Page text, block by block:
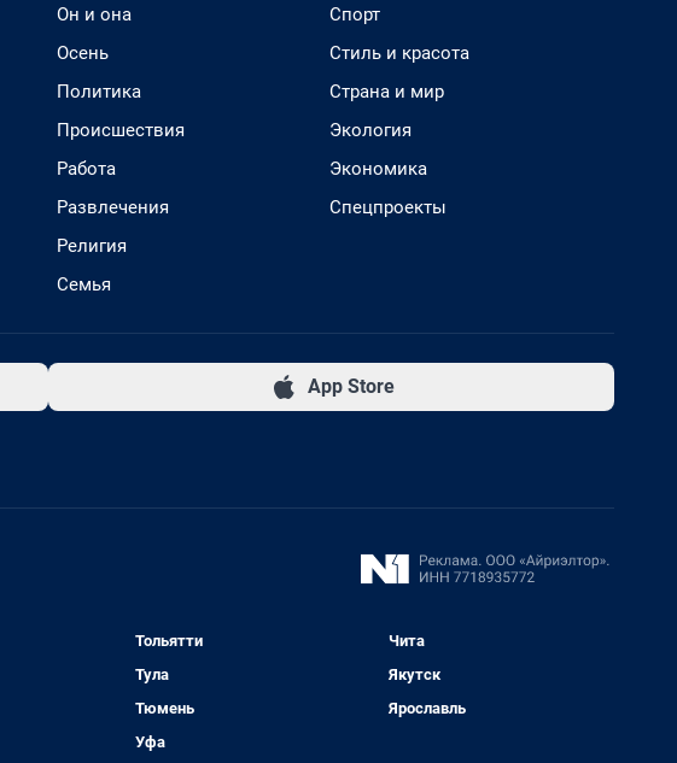
Он и она
Осень
Политика
Происшествия
Работа
Развлечения
Религия
Семья
Спорт
Стиль и красота
Страна и мир
Экология
Экономика
Спецпроекты
App Store
Тольятти
Тула
Тюмень
Уфа
Чита
Якутск
Ярославль